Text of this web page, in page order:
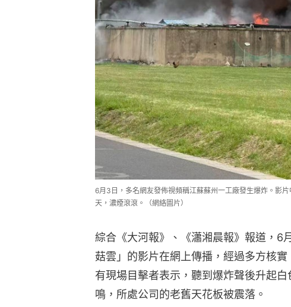
6月3日，多名網友發佈視頻稱江蘇蘇州一工廠發生爆炸。影
天，濃煙滾滾。（網絡圖片）
綜合《大河報》、《瀟湘晨報》報道，6
菇雲」的影片在網上傳播，經過多方核
有現場目擊者表示，聽到爆炸聲後升起
鳴，所處公司的老舊天花板被震落。